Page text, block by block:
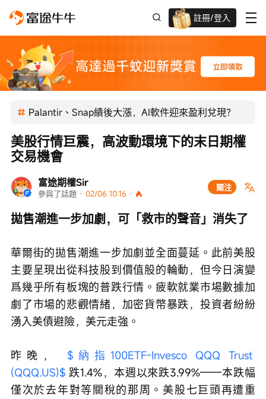
註冊/登入
迎新驚喜賞 股票/BTC等任你揀!
Palantir、Snap績後大漲，AI軟件迎來盈利兌現？
富途期權Sir
參與了話題 · 02/06 10:16 ·
關注
美股行情巨震，高波動環境下的末日期權
交易機會
拋售潮進一步加劇，可「救市的聲音」消失了
華爾街的拋售潮進一步加劇並全面蔓延。此前美股
主要呈現出從科技股到價值股的輪動，但今日演變
爲幾乎所有板塊的普跌行情。疲軟就業市場數據加
劇了市場的悲觀情緒，加密貨幣暴跌，投資者紛紛
湧入美債避險，美元走強。
昨晚， $納指100ETF-Invesco QQQ Trust
(QQQ.US)$ 跌1.4%，本週以來跌3.99%——本跌幅
僅次於去年對等關稅的那周。美股七巨頭再遭重